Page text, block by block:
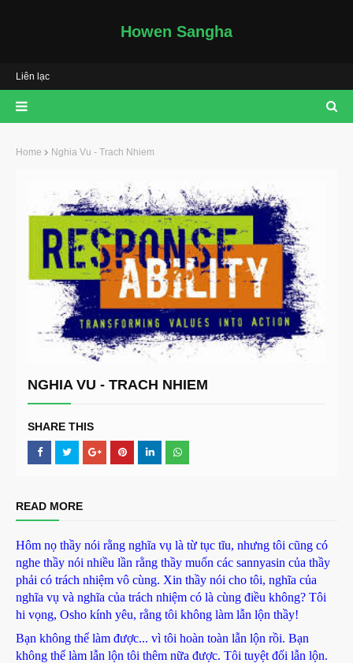
Howen Sangha
Liên lạc
Home Nghia Vu - Trach Nhiem
NGHIA VU - TRACH NHIEM
SHARE THIS
READ MORE
Hôm nọ thầy nói rằng nghĩa vụ là từ tục tĩu, nhưng tôi cũng có
nghe thầy nói nhiều lần rằng thầy muốn các sannyasin của thầy
phải có trách nhiệm vô cùng. Xin thầy nói cho tôi, nghĩa của
nghĩa vụ và nghĩa của trách nhiệm có là cùng điều không? Tôi
hi vọng, Osho kính yêu, rằng tôi không làm lẫn lộn thầy!
Bạn không thể làm được... vì tôi hoàn toàn lẫn lộn rồi. Bạn
không thể làm lẫn lộn tôi thêm nữa được. Tôi tuyệt đối lẫn lộn.